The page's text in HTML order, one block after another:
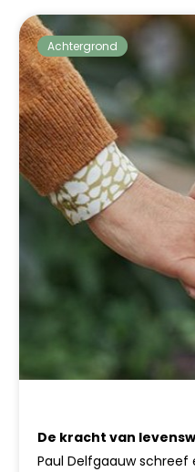
Achtergrond
De kracht van
Paul Delfgaauw schreef